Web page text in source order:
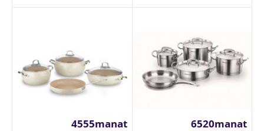
5700manat
Sebede Goş
Garşylaşdyrmaga goş
Halananlara goş
4555manat 6520manat